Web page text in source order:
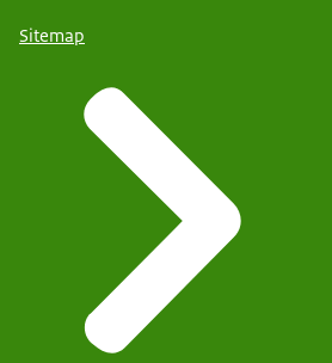
Sitemap